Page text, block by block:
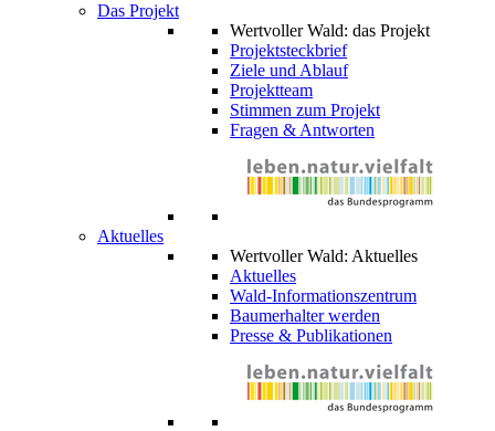
Das Projekt
Wertvoller Wald: das Projekt
Projektsteckbrief
Ziele und Ablauf
Projektteam
Stimmen zum Projekt
Fragen & Antworten
Aktuelles
Wertvoller Wald: Aktuelles
Aktuelles
Wald-Informationszentrum
Baumerhalter werden
Presse & Publikationen